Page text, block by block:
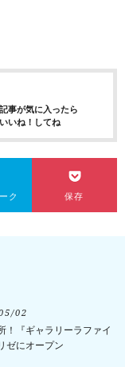
事が気に入ったら
いいね！してね
ク 保存
02
！『ギャラリーラファイ
ゼにオープン